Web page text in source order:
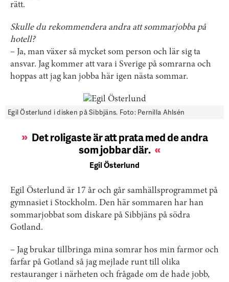
rätt.
Skulle du rekommendera andra att sommarjobba på
hotell?
– Ja, man växer så mycket som person och lär sig ta
ansvar. Jag kommer att vara i Sverige på somrarna och
hoppas att jag kan jobba här igen nästa sommar.
Egil Österlund i disken på Sibbjäns. Foto: Pernilla Ahlsén
Det roligaste är att prata med de andra
som jobbar där.
Egil Österlund
Egil Österlund är 17 år och går samhällsprogrammet på
gymnasiet i Stockholm. Den här sommaren har han
sommarjobbat som diskare på Sibbjäns på södra
Gotland.
– Jag brukar tillbringa mina somrar hos min farmor och
farfar på Gotland så jag mejlade runt till olika
restauranger i närheten och frågade om de hade jobb,